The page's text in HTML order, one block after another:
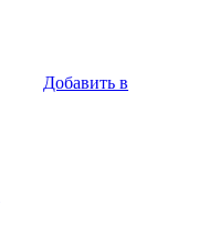
Добавить в